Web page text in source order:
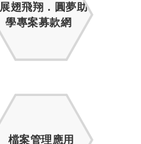
展翅飛翔．圓夢助
學專案募款網
檔案管理應用